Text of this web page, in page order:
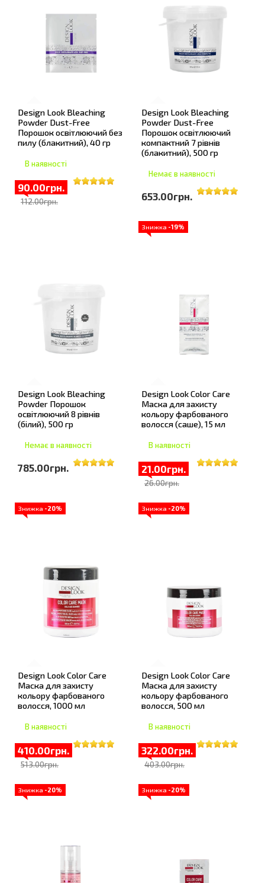
Design Look Bleaching
Powder Dust-Free
Порошок освітлюючий без
пилу (блакитний), 40 гр
В наявності
90.00грн.
112.00грн.
Design Look Bleaching
Powder Dust-Free
Порошок освітлюючий
компактний 7 рівнів
(блакитний), 500 гр
Немає в наявності
653.00грн.
Design Look Bleaching
Powder Порошок
освітлюючий 8 рівнів
(білий), 500 гр
Немає в наявності
785.00грн.
Знижка -19%
Design Look Color Care
Маска для захисту
кольору фарбованого
волосся (саше), 15 мл
В наявності
21.00грн.
26.00грн.
Знижка -20%
Design Look Color Care
Маска для захисту
кольору фарбованого
волосся, 1000 мл
В наявності
410.00грн.
513.00грн.
Знижка -20%
Design Look Color Care
Маска для захисту
кольору фарбованого
волосся, 500 мл
В наявності
322.00грн.
403.00грн.
Знижка -20% Знижка -20%